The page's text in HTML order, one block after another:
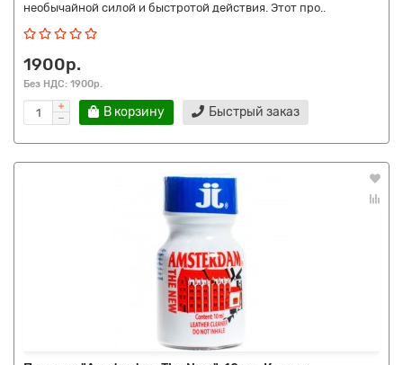
необычайной силой и быстротой действия. Этот про..
1900р.
Без НДС: 1900р.
В корзину Быстрый заказ